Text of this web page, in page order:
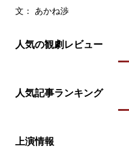
文： あかね渉
人気の観劇レビュー
人気記事ランキング
上演情報